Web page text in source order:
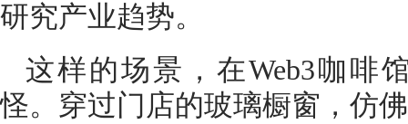
研究产业趋势。
这样的场景，在Web3咖啡
怪。穿过门店的玻璃橱窗，仿